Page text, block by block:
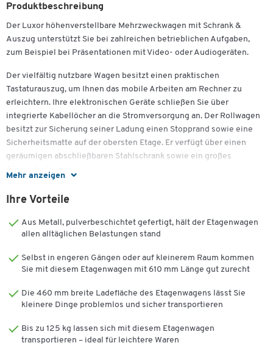
Mehr anzeigen
Produktbeschreibung
Der Luxor höhenverstellbare Mehrzweckwagen mit Schrank &
Auszug unterstützt Sie bei zahlreichen betrieblichen Aufgaben,
zum Beispiel bei Präsentationen mit Video- oder Audiogeräten.
Der vielfältig nutzbare Wagen besitzt einen praktischen
Tastaturauszug, um Ihnen das mobile Arbeiten am Rechner zu
erleichtern. Ihre elektronischen Geräte schließen Sie über
integrierte Kabellöcher an die Stromversorgung an. Der Rollwagen
besitzt zur Sicherung seiner Ladung einen Stopprand sowie eine
Sicherheitsmatte auf der obersten Etage. Er verfügt über einen
geräumigen abschließbaren Stahlschrank sowie ein großes
Ablagefach.
Der Luxor höhenverstellbare Mehrzweckwagen mit Schrank &
vier Lenkrollen mit Kugellager, von denen sich zwei mit
Feststellbremsen fixieren lassen. Sie erhalten diesen
Weitere Details:
Mit Tastaturauszug, Stahlschrank und Ablagefach
Umlaufender Stopprand, Sicherheitsmatte auf der obersten
Schrank mit Schloss und 2 Schlüsseln
Ihre Vorteile
Aus Metall, pulverbeschichtet gefertigt, hält der Etagenwagen
allen alltäglichen Belastungen stand
Selbst in engeren Gängen oder auf kleinerem Raum kommen
Sie mit diesem Etagenwagen mit 610 mm Länge gut zurecht
Die 460 mm breite Ladefläche des Etagenwagens lässt Sie
kleinere Dinge problemlos und sicher transportieren
Bis zu 125 kg lassen sich mit diesem Etagenwagen
transportieren – ideal für leichtere Waren